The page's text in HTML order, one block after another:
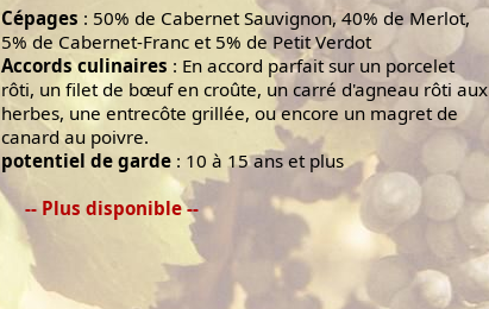
Cépages : 50% de Cabernet Sauvignon, 40% de Merlot,
5% de Cabernet-Franc et 5% de Petit Verdot
Accords culinaires : En accord parfait sur un porcelet
rôti, un filet de bœuf en croûte, un carré d'agneau rôti aux
herbes, une entrecôte grillée, ou encore un magret de
canard au poivre.
potentiel de garde : 10 à 15 ans et plus
-- Plus disponible --